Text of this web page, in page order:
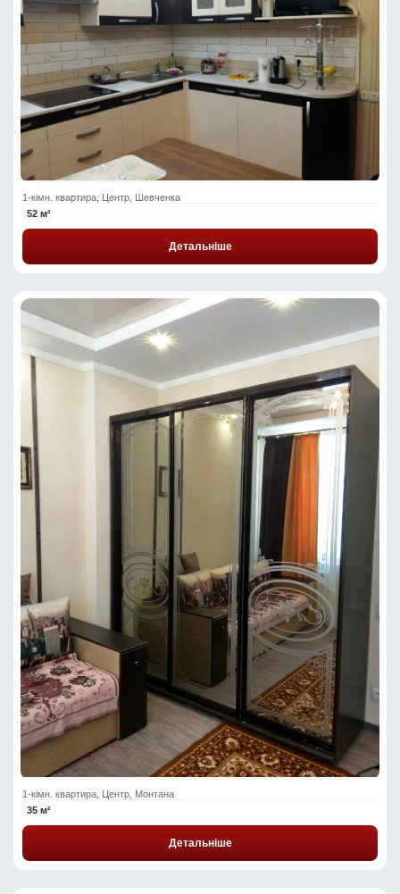
1-кімн. квартира, Центр, Шевченка
52 м²
Детальніше
1-кімн. квартира, Центр, Монтана
35 м²
Детальніше